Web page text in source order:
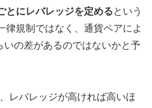
とにレバレッジを定めるという
律規制ではなく、通貨ペアによ
いの差があるのではないかと予
レバレッジが高ければ高いほ